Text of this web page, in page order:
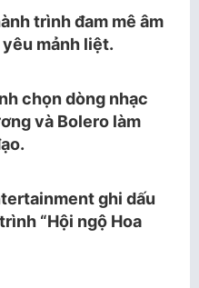
trình đam mê âm
mảnh liệt.
chọn dòng nhạc
và Bolero làm
ghi dấu
“Hội ngộ Hoa